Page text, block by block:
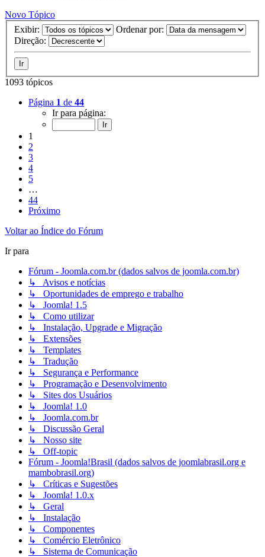
Novo Tópico
Exibir:
Ordenar por:
Direção:
1093 tópicos
Página 1 de 44
Ir para página:
1
2
3
4
5
…
44
Próximo
Voltar ao Índice do Fórum
Ir para
Fórum - Joomla.com.br (dados salvos de joomla.com.br)
↳ Avisos e notícias
↳ Oportunidades de emprego e trabalho
↳ Joomla! 1.5
↳ Como utilizar
↳ Instalação, Upgrade e Migração
↳ Extensões
↳ Templates
↳ Tradução
↳ Segurança e Performance
↳ Programação e Desenvolvimento
↳ Sites dos Usuários
↳ Joomla! 1.0
↳ Joomla.com.br
↳ Discussão Geral
↳ Nosso site
↳ Off-topic
Fórum - Joomla!Brasil (dados salvos de joomlabrasil.org e
mambobrasil.org)
↳ Críticas e Sugestões
↳ Joomla! 1.0.x
↳ Geral
↳ Instalação
↳ Componentes
↳ Comércio Eletrônico
↳ Sistema de Comunicação